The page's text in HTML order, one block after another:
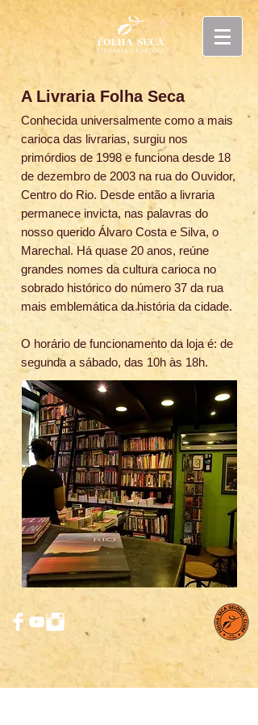
A Livraria Folha Seca
Conhecida universalmente como a mais
carioca das livrarias, surgiu nos
primórdios de 1998 e funciona desde 18
de dezembro de 2003 na rua do Ouvidor,
Centro do Rio. Desde então a livraria
permanece invicta, nas palavras do
nosso querido Álvaro Costa e Silva, o
Marechal. Há quase 20 anos, reúne
grandes nomes da cultura carioca no
sobrado histórico do número 37 da rua
mais emblemática da história da cidade.
O horário de funcionamento da loja é: de
segunda a sábado, das 10h às 18h.